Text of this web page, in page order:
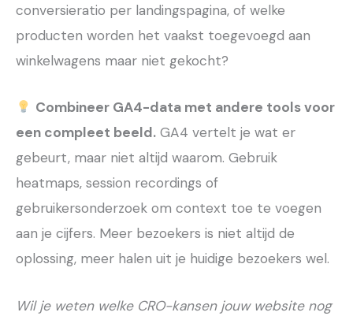
conversieratio per landingspagina, of welke
producten worden het vaakst toegevoegd aan
winkelwagens maar niet gekocht?
Combineer GA4-data met andere tools voor
een compleet beeld. GA4 vertelt je wat er
gebeurt, maar niet altijd waarom. Gebruik
heatmaps, session recordings of
gebruikersonderzoek om context toe te voegen
aan je cijfers. Meer bezoekers is niet altijd de
oplossing, meer halen uit je huidige bezoekers wel.
Wil je weten welke CRO-kansen jouw website nog